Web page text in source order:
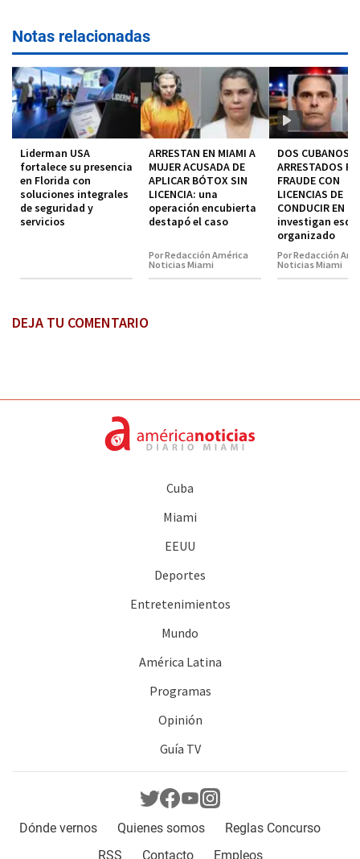
Notas relacionadas
Liderman USA
fortalece su presencia
en Florida con
soluciones integrales
de seguridad y
servicios
ARRESTAN EN MIAMI A
MUJER ACUSADA DE
APLICAR BÓTOX SIN
LICENCIA: una
operación encubierta
destapó el caso
Por Redacción América
Noticias Miami
DOS CUBANOS
ARRESTADOS
FRAUDE CON
LICENCIAS DE
CONDUCIR EN
investigan
organizado
Por Redacción
Noticias Miami
DEJA TU COMENTARIO
Cuba
Miami
EEUU
Deportes
Entretenimientos
Mundo
América Latina
Programas
Opinión
Guía TV
Dónde vernos Quienes somos
Reglas Concurso
RSS
Contacto Empleos